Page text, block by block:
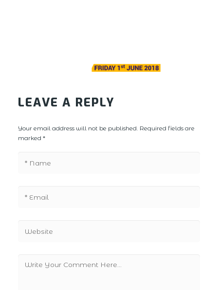
LEAVE A REPLY
Your email address will not be published. Required fields are
marked *